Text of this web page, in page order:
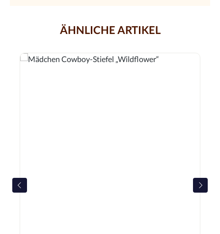
ÄHNLICHE ARTIKEL